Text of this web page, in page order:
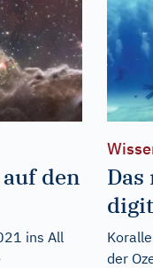
den
ins All
der